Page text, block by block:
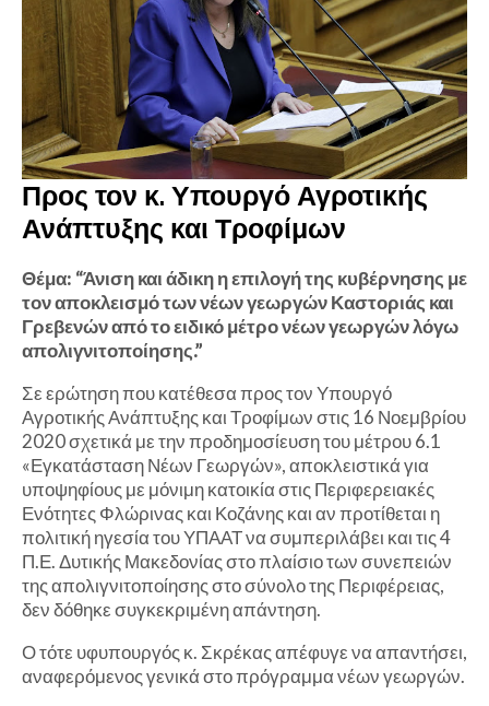
Προς τον κ. Υπουργό Αγροτικής
Ανάπτυξης και Τροφίμων
Θέμα: “Άνιση και άδικη η επιλογή της κυβέρνησης με
τον αποκλεισμό των νέων γεωργών Καστοριάς και
Γρεβενών από το ειδικό μέτρο νέων γεωργών λόγω
απολιγνιτοποίησης.”
Σε ερώτηση που κατέθεσα προς τον Υπουργό
Αγροτικής Ανάπτυξης και Τροφίμων στις 16 Νοεμβρίου
2020 σχετικά με την προδημοσίευση του μέτρου 6.1
«Εγκατάσταση Νέων Γεωργών», αποκλειστικά για
υποψηφίους με μόνιμη κατοικία στις Περιφερειακές
Ενότητες Φλώρινας και Κοζάνης και αν προτίθεται η
πολιτική ηγεσία του ΥΠΑΑΤ να συμπεριλάβει και τις 4
Π.Ε. Δυτικής Μακεδονίας στο πλαίσιο των συνεπειών
της απολιγνιτοποίησης στο σύνολο της Περιφέρειας,
δεν δόθηκε συγκεκριμένη απάντηση.
Ο τότε υφυπουργός κ. Σκρέκας απέφυγε να απαντήσει,
αναφερόμενος γενικά στο πρόγραμμα νέων γεωργών.